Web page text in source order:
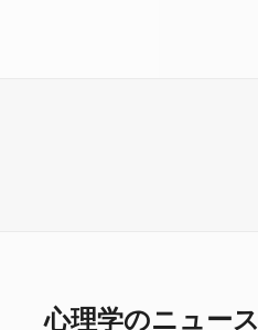
心理学のニュース